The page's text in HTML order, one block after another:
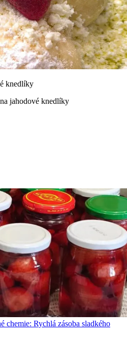
knedlíky
jahodové knedlíky
chemie: Rychlá zásoba sladkého